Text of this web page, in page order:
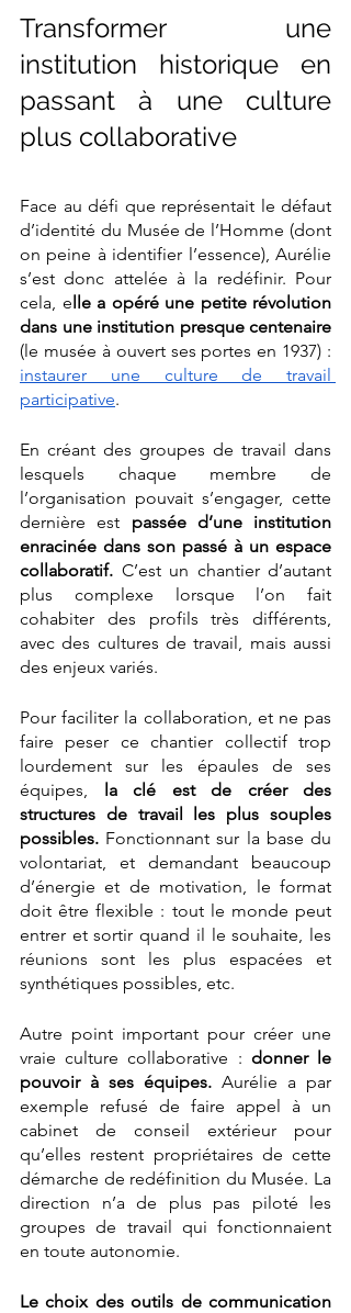
Transformer une
institution historique en
passant à une culture
plus collaborative
Face au défi que représentait le défaut
d’identité du Musée de l’Homme (dont
on peine à identifier l’essence), Aurélie
s’est donc attelée à la redéfinir. Pour
cela, elle a opéré une petite révolution
dans une institution presque centenaire
instaurer une culture de travail
participative.
En créant des groupes de travail dans
lesquels chaque membre de
l’organisation pouvait s’engager, cette
dernière est passée d’une institution
enracinée dans son passé à un espace
collaboratif. C’est un chantier d’autant
plus complexe lorsque l’on fait
cohabiter des profils très différents,
avec des cultures de travail, mais aussi
des enjeux variés.
Pour faciliter la collaboration, et ne pas
faire peser ce chantier collectif trop
lourdement sur les épaules de ses
équipes, la clé est de créer des
structures de travail les plus souples
possibles. Fonctionnant sur la base du
volontariat, et demandant beaucoup
d’énergie et de motivation, le format
doit être flexible : tout le monde peut
entrer et sortir quand il le souhaite, les
réunions sont les plus espacées et
synthétiques possibles, etc.
Autre point important pour créer une
vraie culture collaborative : donner le
pouvoir à ses équipes. Aurélie a par
exemple refusé de faire appel à un
cabinet de conseil extérieur pour
qu’elles restent propriétaires de cette
démarche de redéfinition du Musée. La
direction n’a de plus pas piloté les
groupes de travail qui fonctionnaient
en toute autonomie.
Le choix des outils de communication